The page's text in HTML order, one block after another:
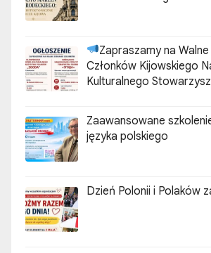
Zapraszamy na Walne Zebranie
Członków Kijowskiego
Kulturalnego Stowarzyszenia
Zaawansowane
języka polskiego
Dzień Polonii i Polaków